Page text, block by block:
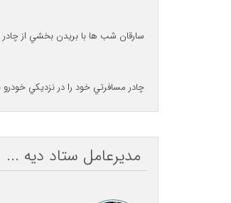
سارقان شب ها با بريدن بخشي از چادر
چادر مسافرتي خود را در نزديكي خودرو
مدیرعامل ستاد دیه ...